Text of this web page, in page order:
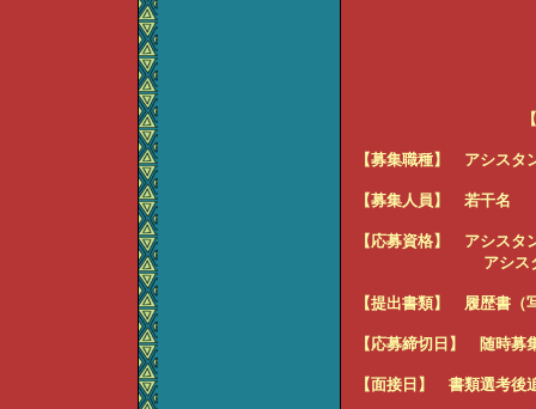
【職務経験
【募集職種】 アシスタ
【募集人員】 若干名
【応募資格】 アシスタ
アシスタントディ
【提出書類】 履歴書（
【応募締切日】 随時募
【面接日】 書類選考後